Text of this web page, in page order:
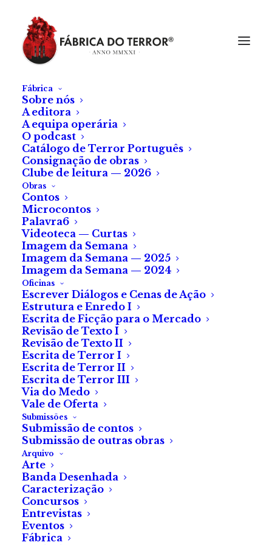
Fábrica
Sobre nós
A editora
A equipa operária
O podcast
Catálogo de Terror Português
Consignação de obras
Clube de leitura — 2026
Obras
Contos
Microcontos
Palavra6
Videoteca — Curtas
Imagem da Semana
Imagem da Semana — 2025
Imagem da Semana — 2024
Oficinas
Escrever Diálogos e Cenas de Ação
Estrutura e Enredo I
Escrita de Ficção para o Mercado
Revisão de Texto I
Revisão de Texto II
Escrita de Terror I
Escrita de Terror II
Escrita de Terror III
Via do Medo
Vale de Oferta
Submissões
Submissão de contos
Submissão de outras obras
Arquivo
Arte
Banda Desenhada
Caracterização
Concursos
Entrevistas
Eventos
Fábrica
Ninho Gordo
de Cláudia Passarinho
Maximiano acumulava fotografias, loiças, sacos de